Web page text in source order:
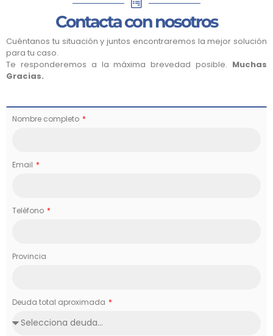
Contacta con nosotros
Cuéntanos tu situación y juntos encontraremos la mejor solución
para tu caso.
Te responderemos a la máxima brevedad posible. Muchas
Gracias.
Nombre completo
Email
Teléfono
Provincia
Deuda total aproximada